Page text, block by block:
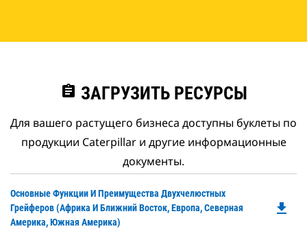
assignment ЗАГРУЗИТЬ РЕСУРСЫ
Для вашего растущего бизнеса доступны буклеты по
продукции Caterpillar и другие информационные
документы.
Основные Функции И Преимущества Двухчелюстных
Грейферов (Африка И Ближний Восток, Европа, Северная
Америка, Южная Америка)
file_download